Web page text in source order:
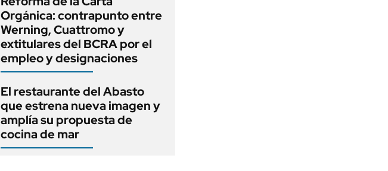
Orgánica: contrapunto entre
Werning, Cuattromo y
extitulares del BCRA por el
empleo y designaciones
El restaurante del Abasto
que estrena nueva imagen y
amplía su propuesta de
cocina de mar